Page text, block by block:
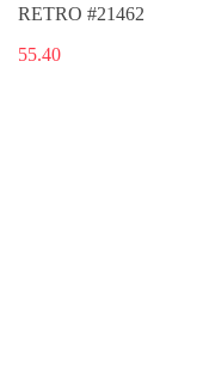
RETRO #21462
55.40